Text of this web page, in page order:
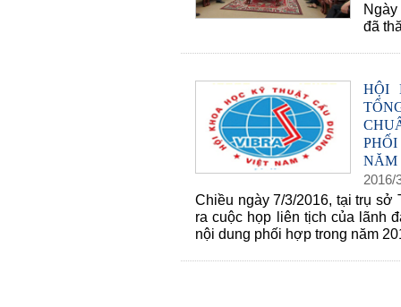
đã
HỘI
NĂM
2016/
Chiều ngày 7/3/2016, tại trụ
ra cuộc họp liên tịch của lãnh
nội dung phối hợp trong năm